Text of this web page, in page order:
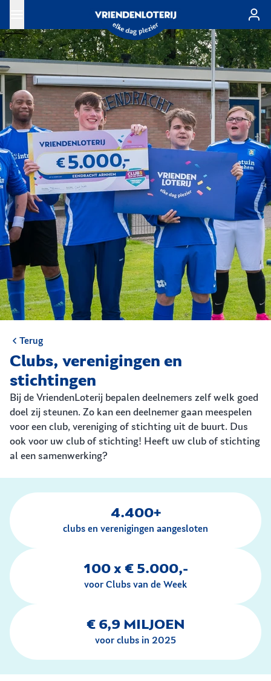
Ga naar de hoofdinhoud
Terug
Clubs, verenigingen en
stichtingen
Bij de VriendenLoterij bepalen deelnemers zelf welk goed
doel zij steunen. Zo kan een deelnemer gaan meespelen
voor een club, vereniging of stichting uit de buurt. Dus
ook voor uw club of stichting! Heeft uw club of stichting
al een samenwerking?
4.400+
clubs en verenigingen aangesloten
100 x € 5.000,-
voor Clubs van de Week
€ 6,9 MILJOEN
voor clubs in 2025